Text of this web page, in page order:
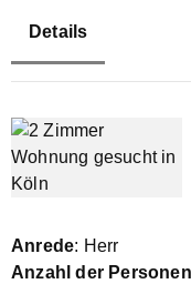
Details
Anrede: Herr
Anzahl der Personen